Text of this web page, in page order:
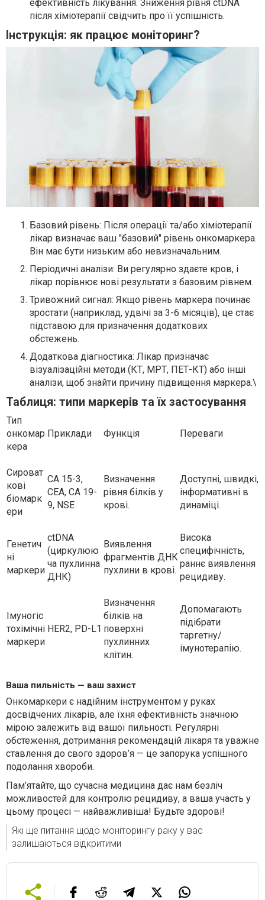
ефективність лікування. Зниження рівня ctDNA
після хіміотерапії свідчить про її успішність.
Інструкція: як працює моніторинг?
Базовий рівень: Після операції та/або хіміотерапії
лікар визначає ваш "базовий" рівень онкомаркера.
Він має бути низьким або невизначальним.
Періодичні аналізи: Ви регулярно здаєте кров, і
лікар порівнює нові результати з базовим рівнем.
Тривожний сигнал: Якщо рівень маркера починає
зростати (наприклад, удвічі за 3-6 місяців), це стає
підставою для призначення додаткових
обстежень.
Додаткова діагностика: Лікар призначає
візуалізаційні методи (КТ, МРТ, ПЕТ-КТ) або інші
аналізи, щоб знайти причину підвищення маркера.\
Таблиця: типи маркерів та їх застосування
Тип
онкомар
кера
Приклади Функція Переваги
Сироват
кові
біомарк
ери
CA 15-3,
CEA, CA 19-
9, NSE
Визначення
рівня білків у
крові.
Доступні, швидкі,
інформативні в
динаміці.
Генетич
ні
маркери
ctDNA
(циркулюю
ча пухлинна
ДНК)
Виявлення
фрагментів ДНК
пухлини в крові.
Висока
специфічність,
раннє виявлення
рецидиву.
Імуногіс
тохімічні
маркери
HER2, PD-L1
Визначення
білків на
поверхні
пухлинних
клітин.
Допомагають
підібрати
таргетну/
імунотерапію.
Ваша пильність — ваш захист
Онкомаркери є надійним інструментом у руках
досвідчених лікарів, але їхня ефективність значною
мірою залежить від вашої пильності. Регулярні
обстеження, дотримання рекомендацій лікаря та уважне
ставлення до свого здоров’я — це запорука успішного
подолання хвороби.
Пам’ятайте, що сучасна медицина дає нам безліч
можливостей для контролю рецидиву, а ваша участь у
цьому процесі — найважливіша! Будьте здорові!
Які ще питання щодо моніторингу раку у вас
залишаються відкритими